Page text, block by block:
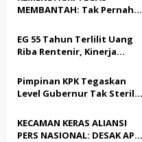
i
p
o
s
MEMBANTAH: Tak Pernah
STC Tak Diperpanjang
EG 55 Tahun Terlilit Uang
Riba Rentenir, Kinerja
Satreskrim Polresta
Karawang unit krimum
Patut di Pertanyakan
Pimpinan KPK Tegaskan
Level Gubernur Tak Steril
Cukup, Bukan Dilindungi
KECAMAN KERAS ALIANSI
PERS NASIONAL: DESAK APH